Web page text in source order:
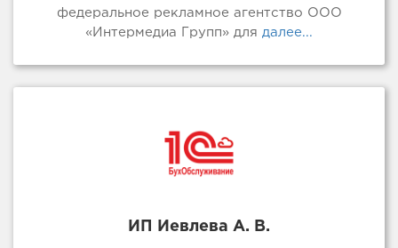
федеральное рекламное агентство ООО
«Интермедиа Групп» для далее...
ИП Иевлева А. В.